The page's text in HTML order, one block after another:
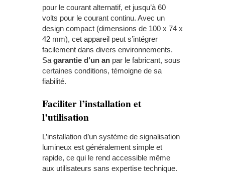
pour le courant alternatif, et jusqu’à 60
volts pour le courant continu. Avec un
design compact (dimensions de 100 x 74 x
42 mm), cet appareil peut s’intégrer
facilement dans divers environnements.
Sa garantie d’un an par le fabricant, sous
certaines conditions, témoigne de sa
fiabilité.
Faciliter l’installation et
l’utilisation
L’installation d’un système de signalisation
lumineux est généralement simple et
rapide, ce qui le rend accessible même
aux utilisateurs sans expertise technique.